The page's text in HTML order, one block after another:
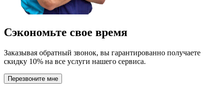
Сэкономьте свое время
Заказывая обратный звонок, вы гарантированно получаете
скидку 10% на все услуги нашего сервиса.
Перезвоните мне